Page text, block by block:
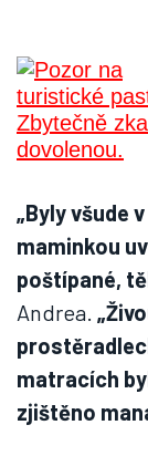
„Byly všude
maminkou
poštípané,
Andrea.
matracích
zjištěno